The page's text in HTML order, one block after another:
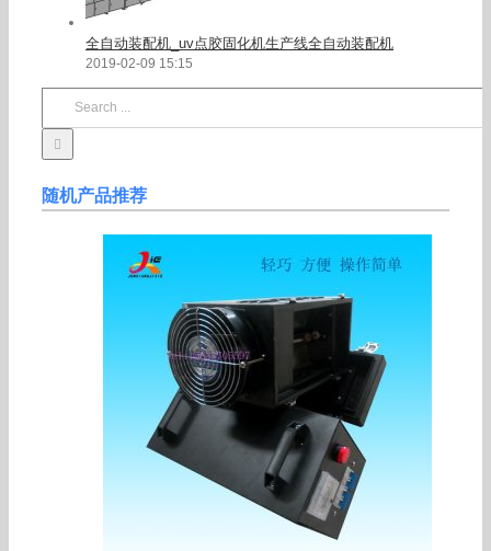
全自动装配机_uv点胶固化机生产线全自动装配机
2019-02-09 15:15
随机产品推荐